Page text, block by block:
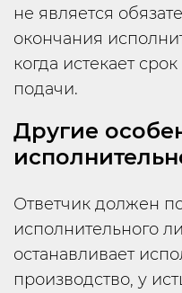
не является
окончания
когда истекает
подачи.
Другие
Ответчик должен
исполнительного
останавливает
производство, у